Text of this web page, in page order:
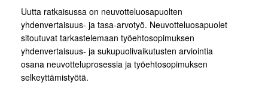
Uutta ratkaisussa on neuvotteluosapuolten
yhdenvertaisuus- ja tasa-arvotyö. Neuvotteluosapuolet
sitoutuvat tarkastelemaan työehtosopimuksen
yhdenvertaisuus- ja sukupuolivaikutusten arviointia
osana neuvotteluprosessia ja työehtosopimuksen
selkeyttämistyötä.